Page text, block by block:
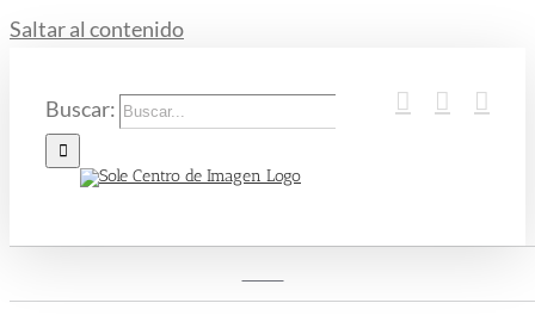
Saltar al contenido
Buscar: